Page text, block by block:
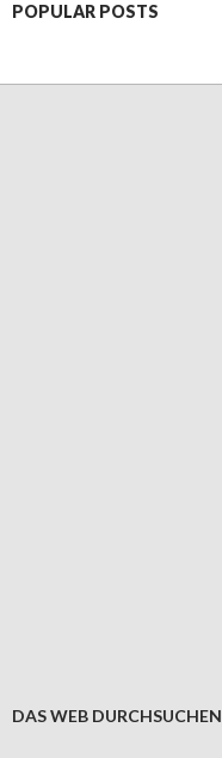
POPULAR POSTS
DAS WEB DURCHSUCHEN